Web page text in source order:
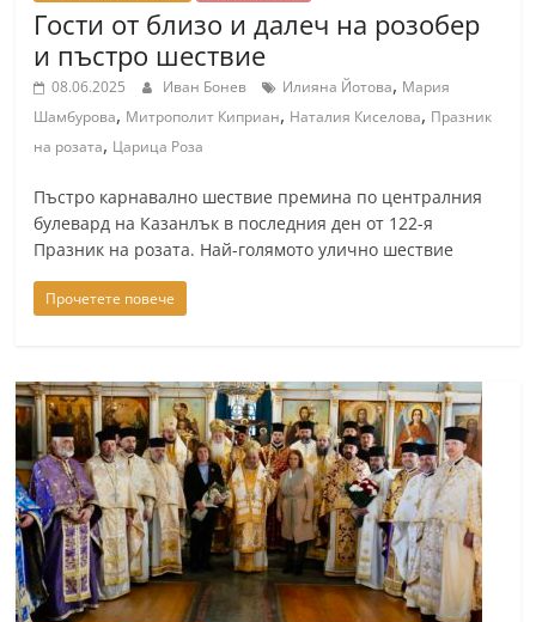
Гости от близо и далеч на розобер
и пъстро шествие
08.06.2025 Иван Бонев Илияна Йотова, Мария
Шамбурова, Митрополит Киприан, Наталия Киселова, Празник
на розата, Царица Роза
Пъстро карнавално шествие премина по централния
булевард на Казанлък в последния ден от 122-я
Празник на розата. Най-голямото улично шествие
Прочетете повече